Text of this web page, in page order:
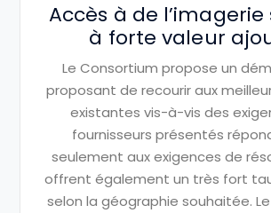
Accès à de
à forte valeur
Le Consortium propose un
proposant de recourir aux
existantes vis-à-vis des
fournisseurs présentés
seulement aux exigences de
offrent également un très fort
selon la géographie souhaitée.